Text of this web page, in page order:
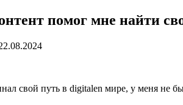
помог мне найти
свой путь в digitalen мире, у меня не